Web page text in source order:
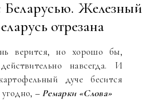
Беларусью. Железный
отрезана
верится, но хорошо бы,
навсегда. И
дуче бесится
– Ремарки «Слова»